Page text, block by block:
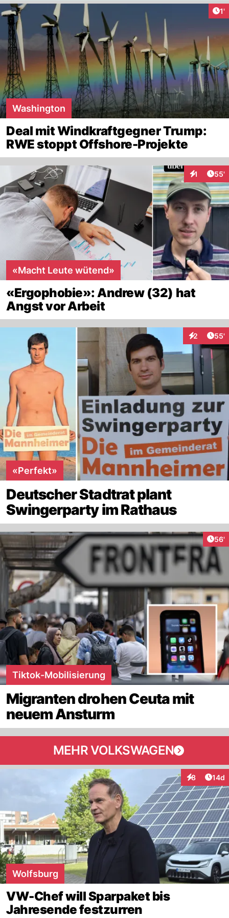
1'
Washington
Deal mit Windkraftgegner Trump:
RWE stoppt Offshore-Projekte
1 55'
«Macht Leute wütend»
«Ergophobie»: Andrew (32) hat
Angst vor Arbeit
2 55'
«Perfekt»
Deutscher Stadtrat plant
Swingerparty im Rathaus
56'
Tiktok-Mobilisierung
Migranten drohen Ceuta mit
neuem Ansturm
MEHR VOLKSWAGEN
8
Interaktionen
14d
Wolfsburg
VW-Chef will Sparpaket bis
Jahresende festzurren